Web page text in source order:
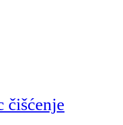
čišćenje